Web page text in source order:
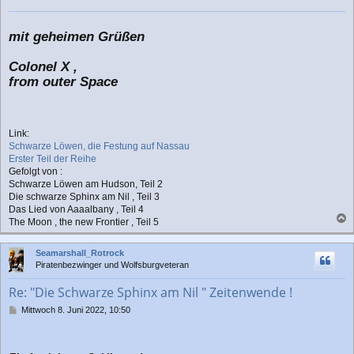
mit geheimen Grüßen
Colonel X ,
from outer Space
Link:
Schwarze Löwen, die Festung auf Nassau
Erster Teil der Reihe
Gefolgt von :
Schwarze Löwen am Hudson, Teil 2
Die schwarze Sphinx am Nil , Teil 3
Das Lied von Aaaalbany , Teil 4
The Moon , the new Frontier , Teil 5
a
c
Seamarshall_Rotrock
Piratenbezwinger und Wolfsburgveteran
Re: "Die Schwarze Sphinx am Nil " Zeitenwende !
BMittwoch 8. Juni 2022, 10:50